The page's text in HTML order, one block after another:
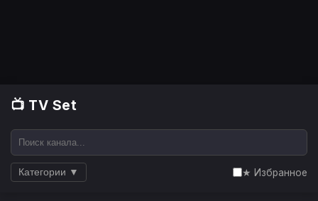
📺 TV Set
Категории ▼ ★ Избранное